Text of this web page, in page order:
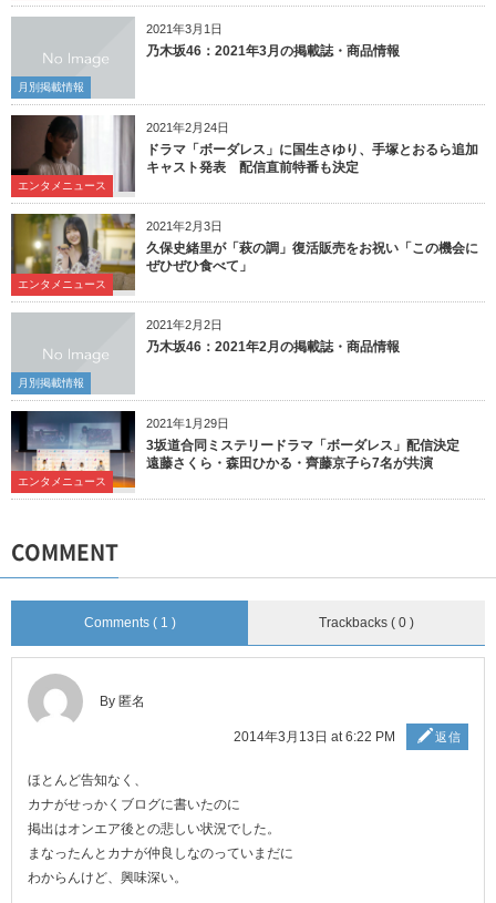
2021年3月1日
月別掲載情報
乃木坂46：2021年3月の掲載誌・商品情報
2021年2月24日
エンタメニュース
ドラマ「ボーダレス」に国生さゆり、手塚とおるら追加
キャスト発表 配信直前特番も決定
2021年2月3日
エンタメニュース
久保史緒里が「萩の調」復活販売をお祝い「この機会に
ぜひぜひ食べて」
2021年2月2日
月別掲載情報
乃木坂46：2021年2月の掲載誌・商品情報
2021年1月29日
エンタメニュース
3坂道合同ミステリードラマ「ボーダレス」配信決定
遠藤さくら・森田ひかる・齊藤京子ら7名が共演
COMMENT
Comments ( 1 ) Trackbacks ( 0 )
By 匿名
2014年3月13日 at 6:22 PM 返信
ほとんど告知なく、
カナがせっかくブログに書いたのに
掲出はオンエア後との悲しい状況でした。
まなったんとカナが仲良しなのっていまだに
わからんけど、興味深い。